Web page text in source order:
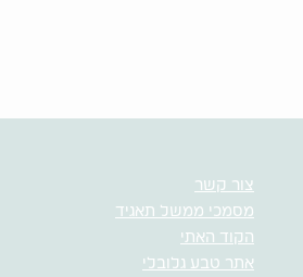
צור קשר
מסמכי ממשל תאגיד
הקוד האתי
אתר טבע גלובלי